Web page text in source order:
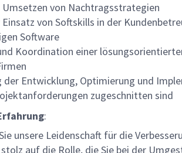
Umsetzen von Nachtragsstrategien
von Softskills in der
Software
Koordination einer
der Entwicklung, Optimierung und
zugeschnitten sind
:
unsere Leidenschaft für die
auf die Rolle, die Sie bei der